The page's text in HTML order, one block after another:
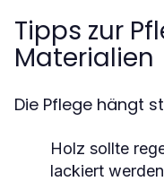
Tipps zur
Materialien
Die Pflege hängt
Holz sollte
lackiert